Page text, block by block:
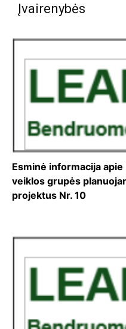
Įvairenybės
Esminė informacija
veiklos grupės
projektus Nr. 10